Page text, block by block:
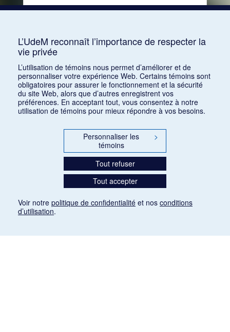
1 2 3 4 5 … 96
L’UdeM reconnaît l’importance de respecter la
vie privée
L’utilisation de témoins nous permet d’améliorer et de
personnaliser votre expérience Web. Certains témoins sont
obligatoires pour assurer le fonctionnement et la sécurité
du site Web, alors que d’autres enregistrent vos
préférences. En acceptant tout, vous consentez à notre
utilisation de témoins pour mieux répondre à vos besoins.
Personnaliser les
témoins
>
Tout refuser
Tout accepter
Voir notre politique de confidentialité et nos conditions
d’utilisation.